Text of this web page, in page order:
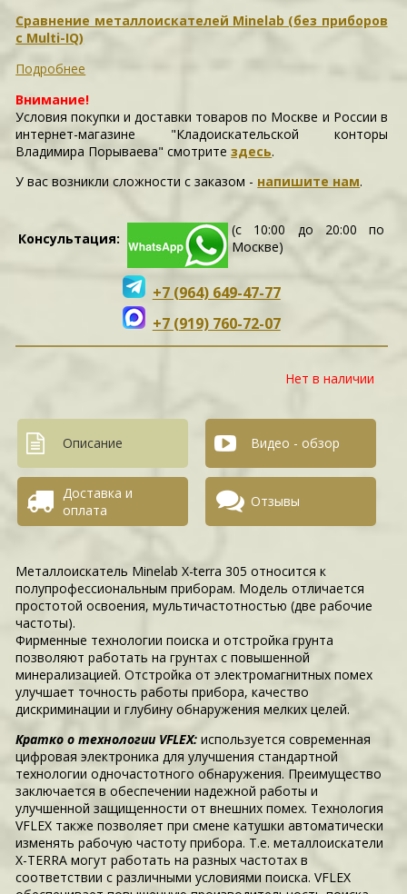
Сравнение металлоискателей Minelab (без приборов
с Multi-IQ)
Подробнее
Внимание!
Условия покупки и доставки товаров по Москве и России в
интернет-магазине "Кладоискательской конторы
Владимира Порываева" смотритездесь.
У вас возникли сложности c заказом - напишите нам.
Консультация:
(с 10:00 до 20:00 по
Москве)
+7 (964) 649-47-77
+7 (919) 760-72-07
Нет в наличии
Описание Видео - обзор
Доставка и
оплата
Отзывы
Металлоискатель Minelab X-terra 305 относится к
полупрофессиональным приборам. Модель отличается
простотой освоения, мультичастотностью (две рабочие
частоты).
Фирменные технологии поиска и отстройка грунта
позволяют работать на грунтах с повышенной
минерализацией. Отстройка от электромагнитных помех
улучшает точность работы прибора, качество
дискриминации и глубину обнаружения мелких целей.
Кратко о технологии VFLEX: используется современная
цифровая электроника для улучшения стандартной
технологии одночастотного обнаружения. Преимущество
заключается в обеспечении надежной работы и
улучшенной защищенности от внешних помех. Технология
VFLEX также позволяет при смене катушки автоматически
изменять рабочую частоту прибора. Т.е. металлоискатели
X-TERRA могут работать на разных частотах в
соответствии с различными условиями поиска. VFLEX